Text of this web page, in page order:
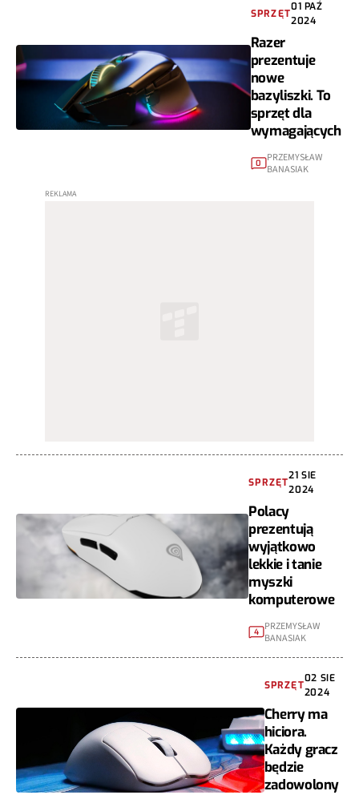
SPRZĘT
01 PAŹ
2024
Razer
prezentuje
nowe
bazyliszki. To
sprzęt dla
wymagających
0 PRZEMYSŁAW
BANASIAK
SPRZĘT
21 SIE
2024
Polacy
prezentują
wyjątkowo
lekkie i tanie
myszki
komputerowe
4
PRZEMYSŁAW
BANASIAK
SPRZĘT
02 SIE
2024
Cherry ma
hiciora.
Każdy gracz
będzie
zadowolony